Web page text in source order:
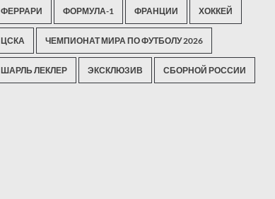
ФЕРРАРИ ФОРМУЛА-1 ФРАНЦИИ ХОККЕЙ
ЦСКА ЧЕМПИОНАТ МИРА ПО ФУТБОЛУ 2026
ШАРЛЬ ЛЕКЛЕР ЭКСКЛЮЗИВ СБОРНОЙ РОССИИ